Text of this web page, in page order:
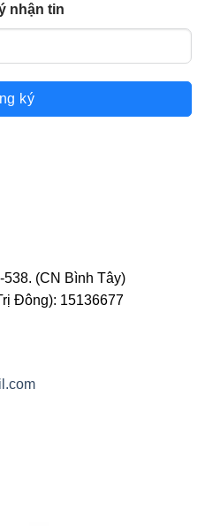
nhận tin
ký
(CN Bình Tây)
Đông): 15136677